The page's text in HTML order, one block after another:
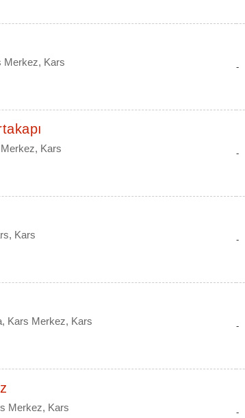
Merkez, Kars -
Kars -
Kars -
Kars Merkez, Kars -
Merkez, Kars -